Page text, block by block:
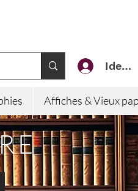
Affiches & Vieux